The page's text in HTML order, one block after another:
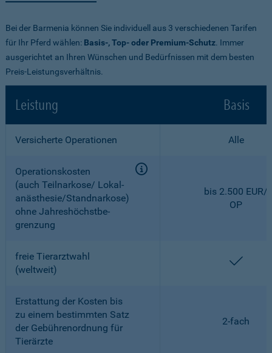
Bei der Barmenia können Sie individuell aus 3 verschiedenen Tarifen
für Ihr Pferd wählen: Basis-, Top- oder Premium-Schutz. Immer
ausgerichtet an Ihren Wünschen und Bedürfnissen mit dem besten
Preis-Leistungsverhältnis.
Leistung Basis
Versicherte Operationen Alle
Operationskosten
(auch Teilnarkose/ Lokal­
anästhesie/Standnarkose)
ohne Jahreshöchstbe­
grenzung
bis 2.500 EUR/
OP
freie Tierarztwahl
(weltweit)
Erstattung der Kosten bis
zu einem bestimmten Satz
der Gebührenordnung für
Tierärzte
2-fach